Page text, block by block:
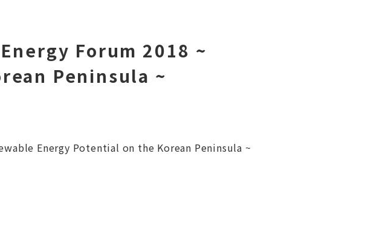
Forum 2018 ~
Peninsula ~
Energy Potential on the Korean Peninsula ~